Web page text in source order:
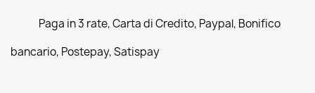
Paga in 3 rate, Carta di Credito, Paypal, Bonifico
bancario, Postepay, Satispay